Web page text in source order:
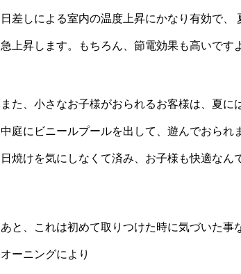
日差しによる室内の温度上昇にかなり有効で、
急上昇します。もちろん、節電効果も高いです
また、小さなお子様がおられるお客様は、夏に
中庭にビニールプールを出して、遊んでおられ
日焼けを気にしなくて済み、お子様も快適なん
あと、これは初めて取りつけた時に気づいた事
オーニングにより